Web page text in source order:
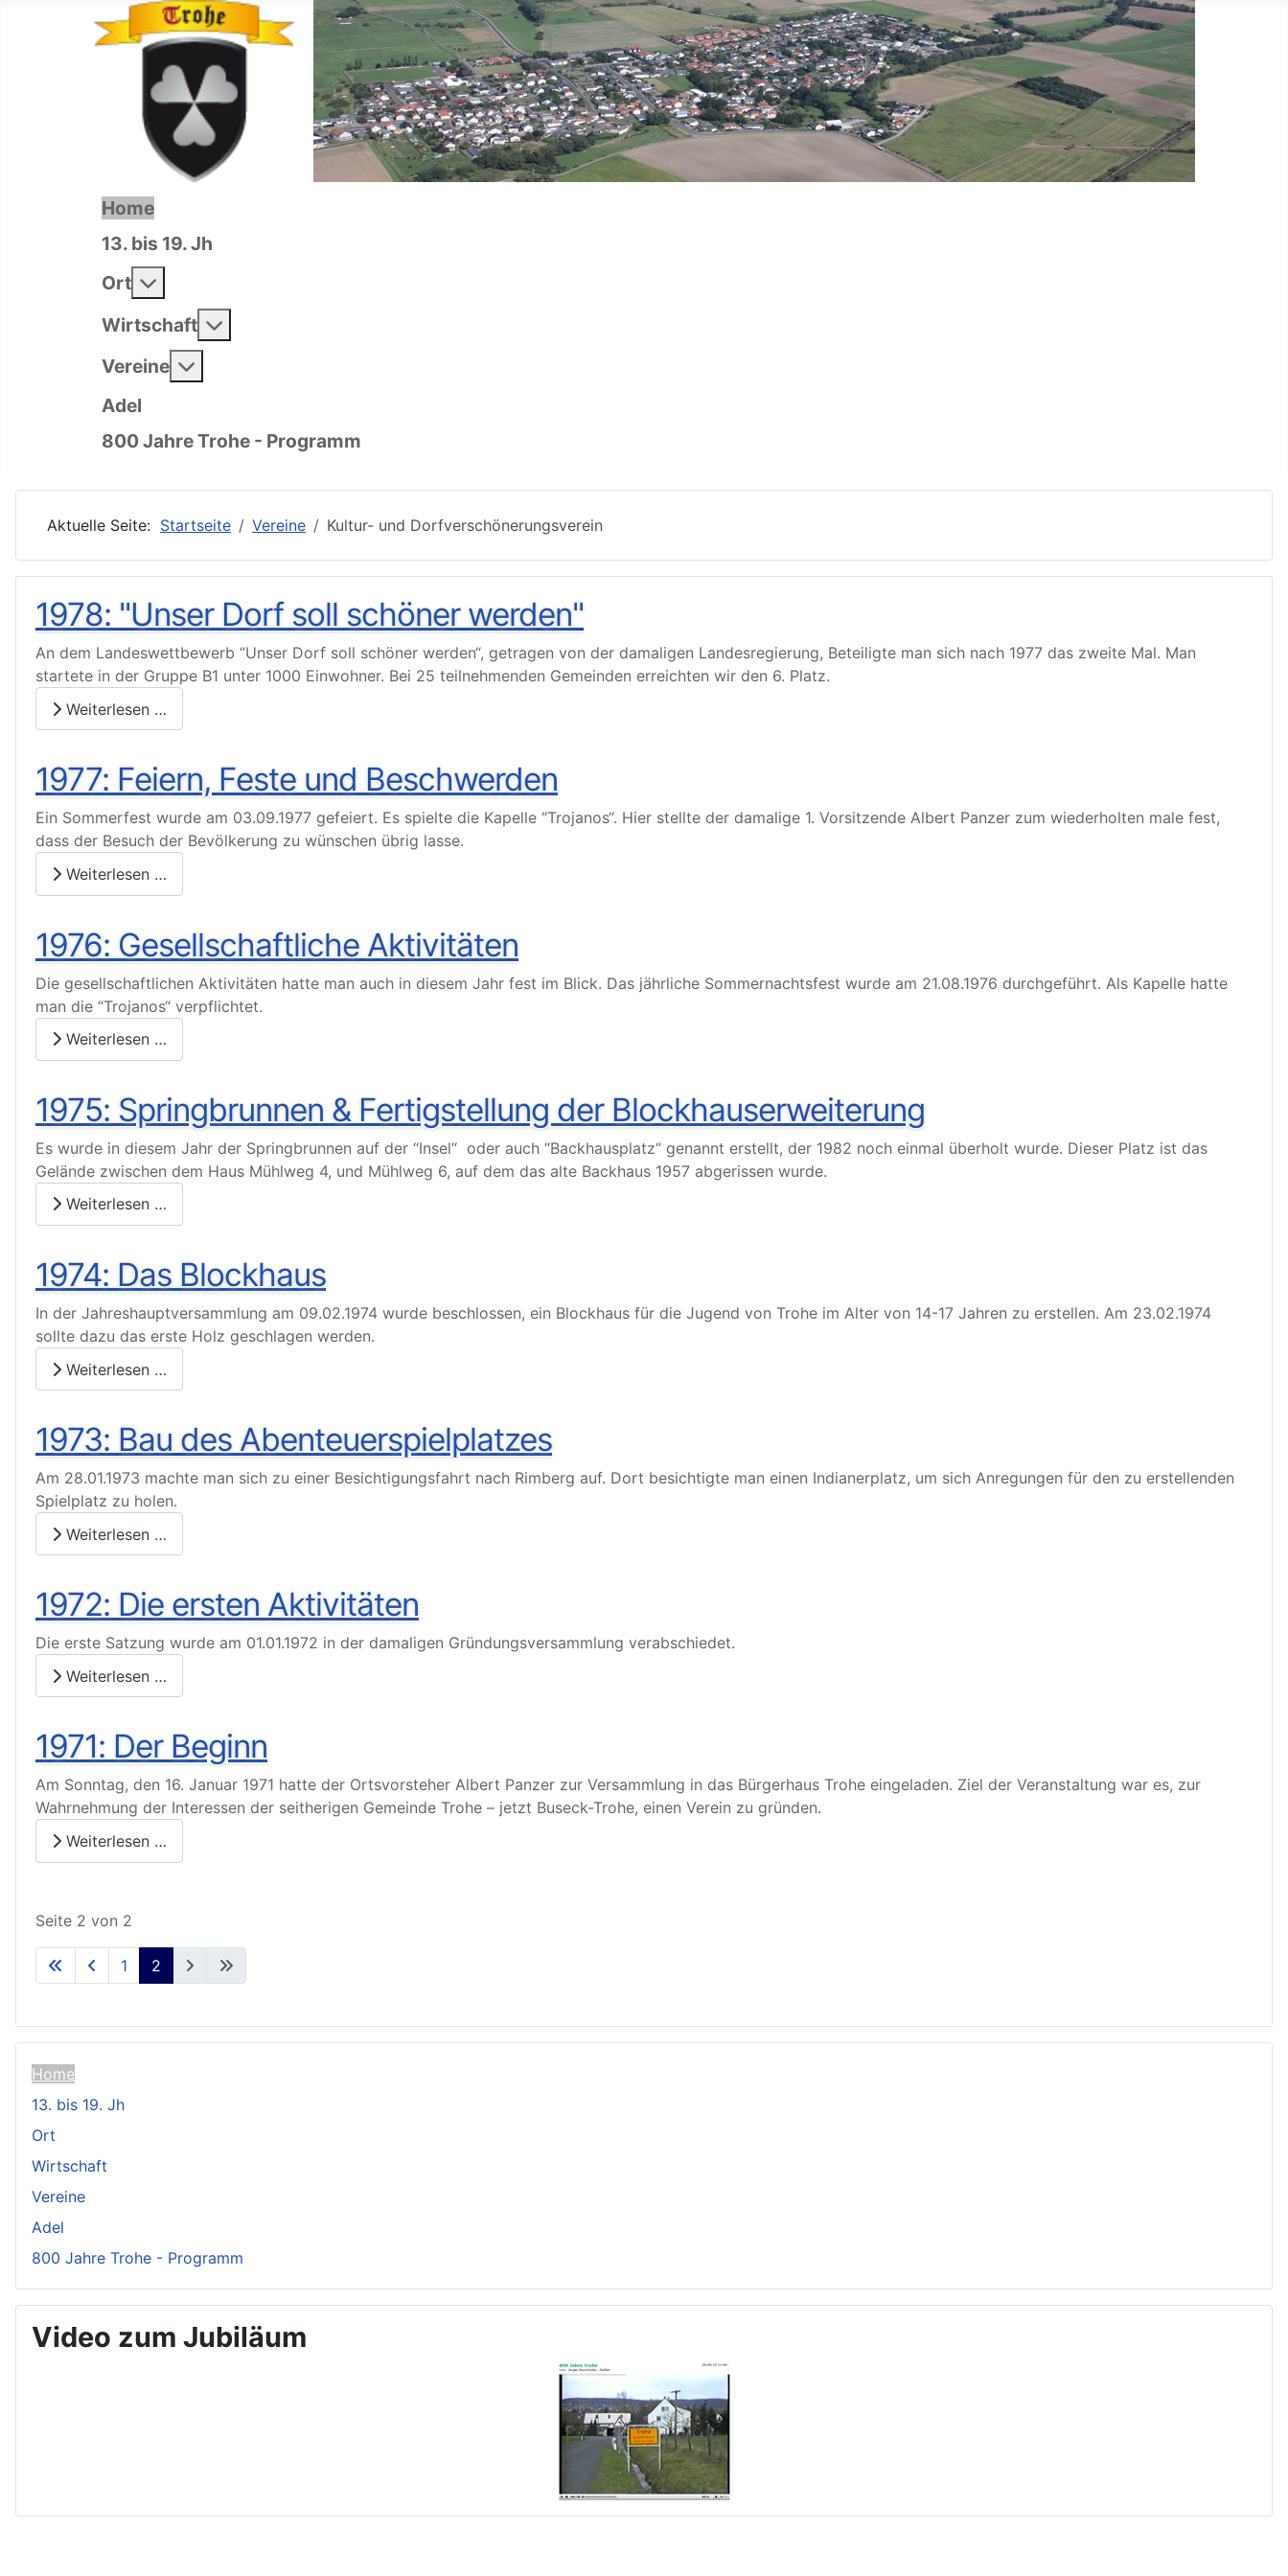
Home
13. bis 19. Jh
Ort
Weitere Informationen: Ort
Wirtschaft
Weitere Informationen: Wirtschaft
Vereine
Weitere Informationen: Vereine
Adel
800 Jahre Trohe - Programm
Home
13. bis 19. Jh
Ort
Wirtschaft
Vereine
Adel
800 Jahre Trohe - Programm
Video zum Jubiläum
Aktuelle Seite: Startseite Vereine Kultur- und Dorfverschönerungsverein
1978: "Unser Dorf soll schöner werden"
An dem Landeswettbewerb “Unser Dorf soll schöner werden“, getragen von der damaligen Landesregierung, Beteiligte man sich nach 1977 das zweite Mal. Man
startete in der Gruppe B1 unter 1000 Einwohner. Bei 25 teilnehmenden Gemeinden erreichten wir den 6. Platz.
Weiterlesen …
1977: Feiern, Feste und Beschwerden
Ein Sommerfest wurde am 03.09.1977 gefeiert. Es spielte die Kapelle “Trojanos“. Hier stellte der damalige 1. Vorsitzende Albert Panzer zum wiederholten male fest,
dass der Besuch der Bevölkerung zu wünschen übrig lasse.
Weiterlesen …
1976: Gesellschaftliche Aktivitäten
Die gesellschaftlichen Aktivitäten hatte man auch in diesem Jahr fest im Blick. Das jährliche Sommernachtsfest wurde am 21.08.1976 durchgeführt. Als Kapelle hatte
man die “Trojanos“ verpflichtet.
Weiterlesen …
1975: Springbrunnen & Fertigstellung der Blockhauserweiterung
Es wurde in diesem Jahr der Springbrunnen auf der “Insel“ oder auch “Backhausplatz“ genannt erstellt, der 1982 noch einmal überholt wurde. Dieser Platz ist das
Gelände zwischen dem Haus Mühlweg 4, und Mühlweg 6, auf dem das alte Backhaus 1957 abgerissen wurde.
Weiterlesen …
1974: Das Blockhaus
In der Jahreshauptversammlung am 09.02.1974 wurde beschlossen, ein Blockhaus für die Jugend von Trohe im Alter von 14-17 Jahren zu erstellen. Am 23.02.1974
sollte dazu das erste Holz geschlagen werden.
Weiterlesen …
1973: Bau des Abenteuerspielplatzes
Am 28.01.1973 machte man sich zu einer Besichtigungsfahrt nach Rimberg auf. Dort besichtigte man einen Indianerplatz, um sich Anregungen für den zu erstellenden
Spielplatz zu holen.
Weiterlesen …
1972: Die ersten Aktivitäten
Die erste Satzung wurde am 01.01.1972 in der damaligen Gründungsversammlung verabschiedet.
Weiterlesen …
1971: Der Beginn
Am Sonntag, den 16. Januar 1971 hatte der Ortsvorsteher Albert Panzer zur Versammlung in das Bürgerhaus Trohe eingeladen. Ziel der Veranstaltung war es, zur
Wahrnehmung der Interessen der seitherigen Gemeinde Trohe – jetzt Buseck-Trohe, einen Verein zu gründen.
Weiterlesen …
Seite 2 von 2
1 2